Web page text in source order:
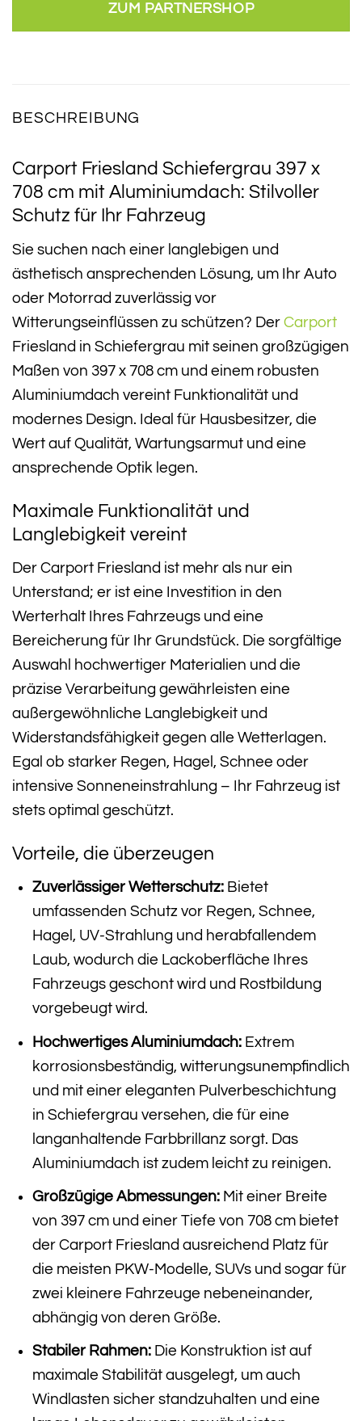
ZUM PARTNERSHOP
BESCHREIBUNG
Carport Friesland Schiefergrau 397 x
708 cm mit Aluminiumdach: Stilvoller
Schutz für Ihr Fahrzeug
Sie suchen nach einer langlebigen und
ästhetisch ansprechenden Lösung, um Ihr Auto
oder Motorrad zuverlässig vor
Witterungseinflüssen zu schützen? Der Carport
Friesland in Schiefergrau mit seinen großzügigen
Maßen von 397 x 708 cm und einem robusten
Aluminiumdach vereint Funktionalität und
modernes Design. Ideal für Hausbesitzer, die
Wert auf Qualität, Wartungsarmut und eine
ansprechende Optik legen.
Maximale Funktionalität und
Langlebigkeit vereint
Der Carport Friesland ist mehr als nur ein
Unterstand; er ist eine Investition in den
Werterhalt Ihres Fahrzeugs und eine
Bereicherung für Ihr Grundstück. Die sorgfältige
Auswahl hochwertiger Materialien und die
präzise Verarbeitung gewährleisten eine
außergewöhnliche Langlebigkeit und
Widerstandsfähigkeit gegen alle Wetterlagen.
Egal ob starker Regen, Hagel, Schnee oder
intensive Sonneneinstrahlung – Ihr Fahrzeug ist
stets optimal geschützt.
Vorteile, die überzeugen
Zuverlässiger Wetterschutz:Bietet
umfassenden Schutz vor Regen, Schnee,
Hagel, UV-Strahlung und herabfallendem
Laub, wodurch die Lackoberfläche Ihres
Fahrzeugs geschont wird und Rostbildung
vorgebeugt wird.
Hochwertiges Aluminiumdach:Extrem
korrosionsbeständig, witterungsunempfindlich
und mit einer eleganten Pulverbeschichtung
in Schiefergrau versehen, die für eine
langanhaltende Farbbrillanz sorgt. Das
Aluminiumdach ist zudem leicht zu reinigen.
Großzügige Abmessungen:Mit einer Breite
von 397 cm und einer Tiefe von 708 cm bietet
der Carport Friesland ausreichend Platz für
die meisten PKW-Modelle, SUVs und sogar für
zwei kleinere Fahrzeuge nebeneinander,
abhängig von deren Größe.
Stabiler Rahmen:Die Konstruktion ist auf
maximale Stabilität ausgelegt, um auch
Windlasten sicher standzuhalten und eine